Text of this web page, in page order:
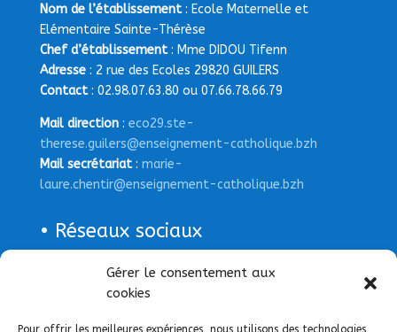
Gérer le consentement aux
cookies
Pour offrir les meilleures expériences, nous utilisons des technologies
Nom de l’établissement: Ecole Maternelle et
Elémentaire Sainte-Thérèse
Chef d’établissement: Mme DIDOU Tifenn
Adresse: 2 rue des Ecoles 29820 GUILERS
Contact: 02.98.07.63.80 ou 07.66.78.66.79
Mail direction: eco29.ste-
therese.guilers@enseignement-catholique.bzh
Mail secrétariat: marie-
laure.chentir@enseignement-catholique.bzh
• Réseaux sociaux
Page Facebook